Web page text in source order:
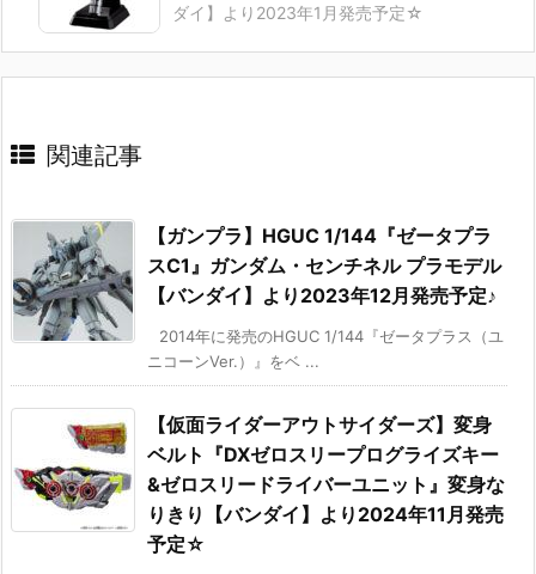
ダイ】より2023年1月発売予定☆
関連記事
【ガンプラ】HGUC 1/144『ゼータプラ
スC1』ガンダム・センチネル プラモデル
【バンダイ】より2023年12月発売予定♪
2014年に発売のHGUC 1/144『ゼータプラス（ユ
ニコーンVer.）』をベ ...
【仮面ライダーアウトサイダーズ】変身
ベルト『DXゼロスリープログライズキー
&ゼロスリードライバーユニット』変身な
りきり【バンダイ】より2024年11月発売
予定☆